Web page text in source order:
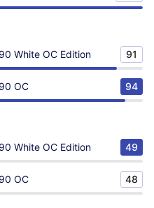
White OC Edition 91
OC 94
White OC Edition 49
OC 48